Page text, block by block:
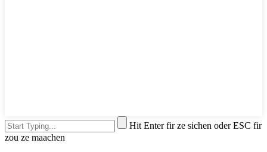
Hit Enter fir ze sichen oder ESC fir
zou ze maachen